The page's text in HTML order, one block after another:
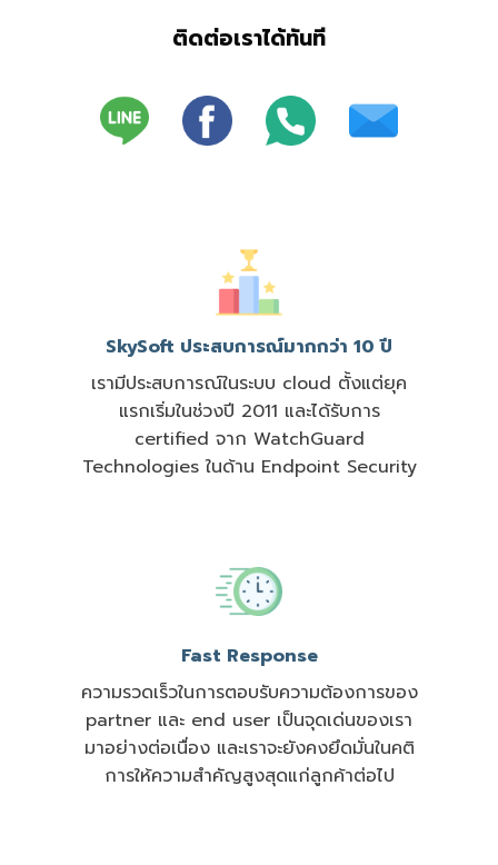
ติดต่อเราได้ทันที
SkySoft ประสบการณ์มากกว่า 10 ปี
เรามีประสบการณ์ในระบบ cloud ตั้งแต่ยุค
แรกเริ่มในช่วงปี 2011 และได้รับการ
certified จาก WatchGuard
Technologies ในด้าน Endpoint Security
Fast Response
ความรวดเร็วในการตอบรับความต้องการของ
partner และ end user เป็นจุดเด่นของเรา
มาอย่างต่อเนื่อง และเราจะยังคงยึดมั่นในคติ
การให้ความสำคัญสูงสุดแก่ลูกค้าต่อไป